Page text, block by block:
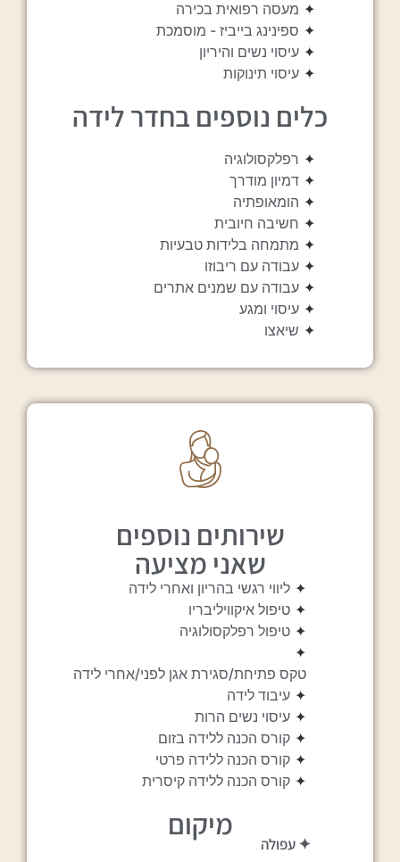
✦ מעסה רפואית בכירה
✦ ספינינג בייביז - מוסמכת
✦ עיסוי נשים והיריון
✦ עיסוי תינוקות
כלים נוספים בחדר לידה
✦ רפלקסולוגיה
✦ דמיון מודרך
✦ הומאופתיה
✦ חשיבה חיובית
✦ מתמחה בלידות טבעיות
✦ עבודה עם ריבוזו
✦ עבודה עם שמנים אתרים
✦ עיסוי ומגע
✦ שיאצו
שירותים נוספים
שאני מציעה
✦ ליווי רגשי בהריון ואחרי לידה
✦ טיפול איקוויליבריו
✦ טיפול רפלקסולוגיה
✦
טקס פתיחת/סגירת אגן לפני/אחרי לידה
✦ עיבוד לידה
✦ עיסוי נשים הרות
✦ קורס הכנה ללידה בזום
✦ קורס הכנה ללידה פרטי
✦ קורס הכנה ללידה קיסרית
מיקום
✦ עפולה